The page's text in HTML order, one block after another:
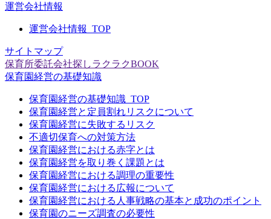
運営会社情報
運営会社情報_TOP
サイトマップ
保育所委託会社探しラクラクBOOK
保育園経営の基礎知識
保育園経営の基礎知識_TOP
保育園経営と定員割れリスクについて
保育園経営に失敗するリスク
不適切保育への対策方法
保育園経営における赤字とは
保育園経営を取り巻く課題とは
保育園経営における調理の重要性
保育園経営における広報について
保育園経営における人事戦略の基本と成功のポイント
保育園のニーズ調査の必要性